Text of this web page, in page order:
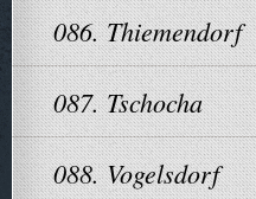
086. Thiemendorf
087. Tschocha
088. Vogelsdorf